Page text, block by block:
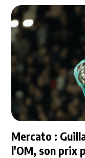
Mercato :
l'OM, son prix